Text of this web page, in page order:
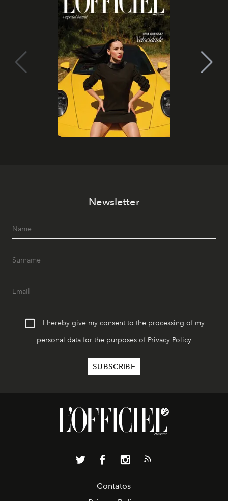
Newsletter
I hereby give my consent to the processing of my
personal data for the purposes of Privacy Policy
Contatos